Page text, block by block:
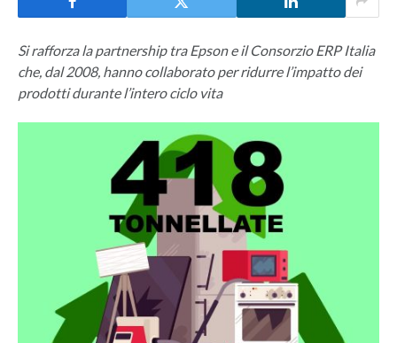
Si rafforza la partnership tra Epson e il Consorzio ERP Italia
che, dal 2008, hanno collaborato per ridurre l’impatto dei
prodotti durante l’intero ciclo vita